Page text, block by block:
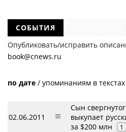
СОБЫТИЯ
Опубликовать/исправить
book@cnews.ru
по дате / упоминаниям в текстах
02.06.2011
Сын
выкупает
за $200 млн
1